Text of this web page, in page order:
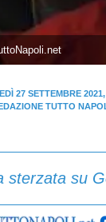
27 SETTEMBRE
TUTTO
sterzata su